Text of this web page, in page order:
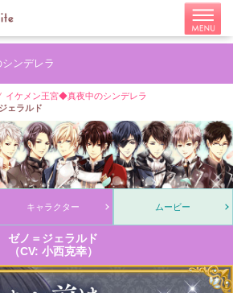
ンデレラ
イケメン王宮◆真夜中のシンデレラ
ェラルド
キャラクター ムービー
ゼノ＝ジェラルド
（CV: 小西克幸）